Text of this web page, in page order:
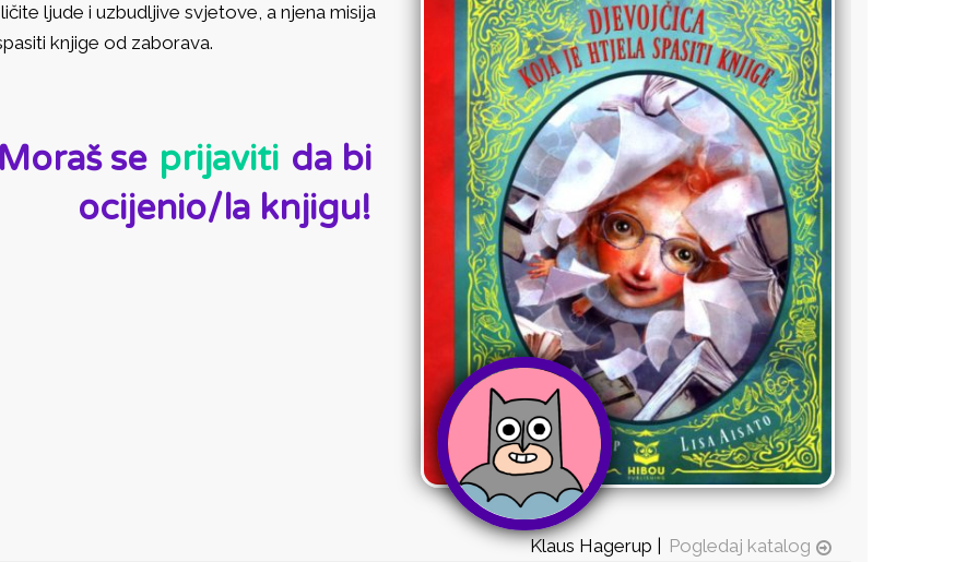
ljude i uzbudljive svjetove, a njena misija
knjige od zaborava.
Moraš se prijaviti da bi
ocijenio/la knjigu!
Klaus Hagerup | Pogledaj katalog